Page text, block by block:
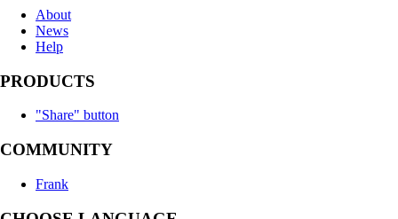
About
News
Help
PRODUCTS
"Share" button
COMMUNITY
Frank